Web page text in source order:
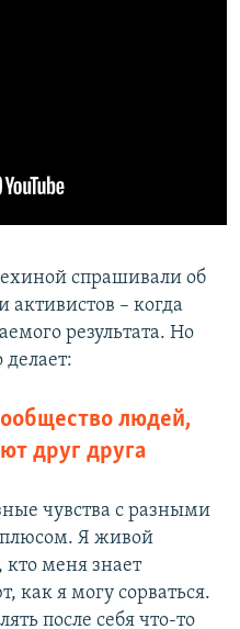
спрашивали об
– когда
результата. Но
людей,
друг друга
чувства с разными
Я живой
кто меня знает
как я могу сорваться.
после себя что-то